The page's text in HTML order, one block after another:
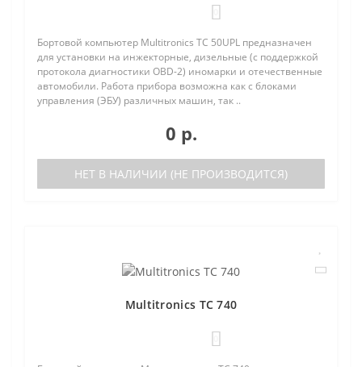
Бортовой компьютер Multitronics TC 50UPL предназначен
для установки на инжекторные, дизельные (с поддержкой
протокола диагностики OBD-2) иномарки и отечественные
автомобили. Работа прибора возможна как с блоками
управления (ЭБУ) различных машин, так ..
0 р.
НЕТ В НАЛИЧИИ (НЕ ПРОИЗВОДИТСЯ)
Multitronics TC 740